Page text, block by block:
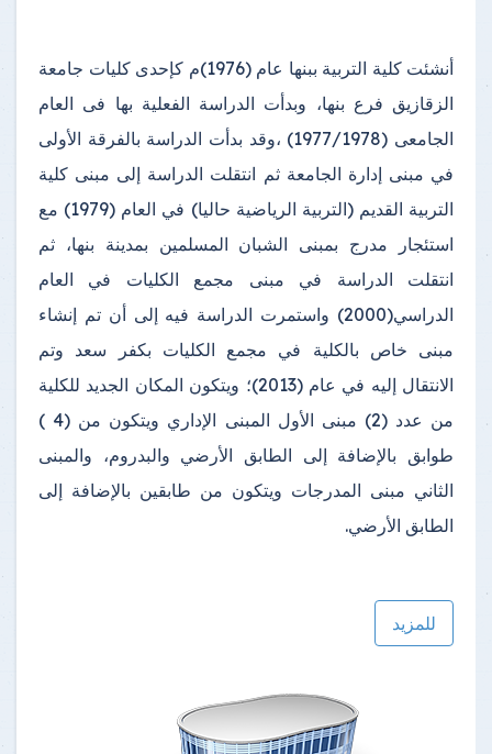
أنشئت كلية التربية ببنها عام (1976)م كإحدى كليات جامعة
الزقازيق فرع بنها، وبدأت الدراسة الفعلية بها فى العام
الجامعى (1977/1978) ،وقد بدأت الدراسة بالفرقة الأولى
في مبنى إدارة الجامعة ثم انتقلت الدراسة إلى مبنى كلية
التربية القديم (التربية الرياضية حاليا) في العام (1979) مع
استئجار مدرج بمبنى الشبان المسلمين بمدينة بنها، ثم
انتقلت الدراسة في مبنى مجمع الكليات في العام
الدراسي(2000) واستمرت الدراسة فيه إلى أن تم إنشاء
مبنى خاص بالكلية في مجمع الكليات بكفر سعد وتم
الانتقال إليه في عام (2013)؛ ويتكون المكان الجديد للكلية
من عدد (2) مبنى الأول المبنى الإداري ويتكون من (4 )
طوابق بالإضافة إلى الطابق الأرضي والبدروم، والمبنى
الثاني مبنى المدرجات ويتكون من طابقين بالإضافة إلى
الطابق الأرضي.
للمزيد